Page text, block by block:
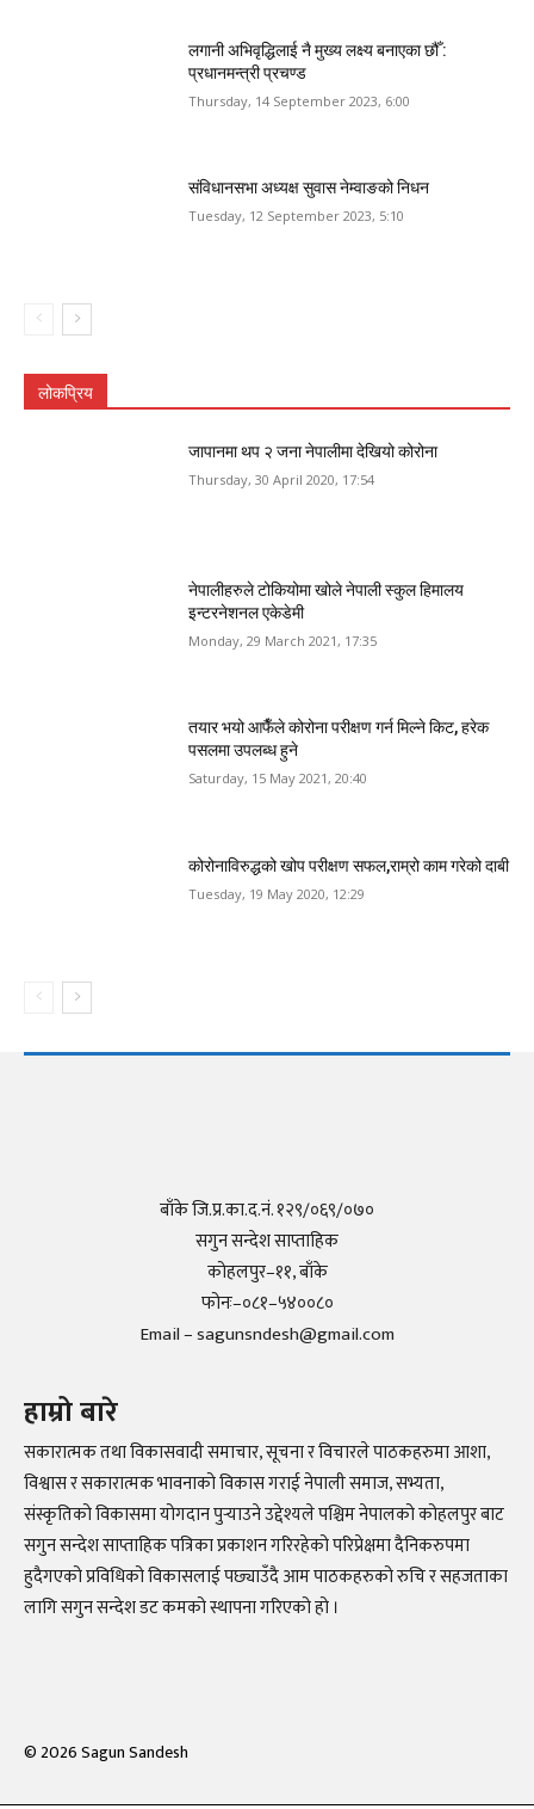
लगानी अभिवृद्धिलाई नै मुख्य लक्ष्य बनाएका छौँ :
प्रधानमन्त्री प्रचण्ड
Thursday, 14 September 2023, 6:00
संविधानसभा अध्यक्ष सुवास नेम्वाङको निधन
Tuesday, 12 September 2023, 5:10
लोकप्रिय
जापानमा थप २ जना नेपालीमा देखियो कोरोना
Thursday, 30 April 2020, 17:54
नेपालीहरुले टोकियोमा खोले नेपाली स्कुल हिमालय
इन्टरनेशनल एकेडेमी
Monday, 29 March 2021, 17:35
तयार भयो आफैँले कोरोना परीक्षण गर्न मिल्ने किट, हरेक
पसलमा उपलब्ध हुने
Saturday, 15 May 2021, 20:40
कोरोनाविरुद्धको खोप परीक्षण सफल,राम्रो काम गरेको दाबी
Tuesday, 19 May 2020, 12:29
बाँके जि.प्र.का.द.नं. १२९/०६९/०७०
सगुन सन्देश साप्ताहिक
कोहलपुर–११, बाँके
फोनः–०८१–५४००८०
Email – sagunsndesh@gmail.com
हाम्रो बारे
सकारात्मक तथा विकासवादी समाचार, सूचना र विचारले पाठकहरुमा आशा,
विश्वास र सकारात्मक भावनाको विकास गराई नेपाली समाज, सभ्यता,
संस्कृतिको विकासमा योगदान पुर्‍याउने उद्देश्यले पश्चिम नेपालको कोहलपुर बाट
सगुन सन्देश साप्ताहिक पत्रिका प्रकाशन गरिरहेको परिप्रेक्षमा दैनिकरुपमा
हुदैगएको प्रविधिको विकासलाई पछ्याउँदै आम पाठकहरुको रुचि र सहजताका
लागि सगुन सन्देश डट कमको स्थापना गरिएको हो ।
©2026Sagun Sandesh